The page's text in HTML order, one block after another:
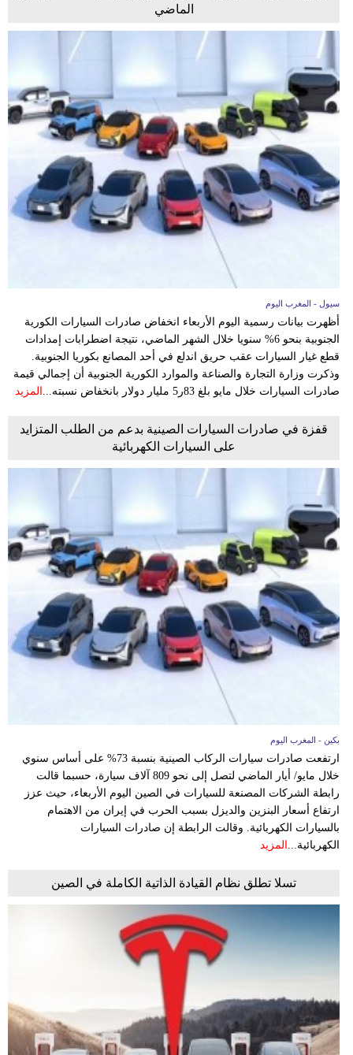
الماضي
سيول - المغرب اليوم
أظهرت بيانات رسمية اليوم الأربعاء انخفاض صادرات السيارات الكورية
الجنوبية بنحو 6% سنويا خلال الشهر الماضي، نتيجة اضطرابات إمدادات
قطع غيار السيارات عقب حريق اندلع في أحد المصانع بكوريا الجنوبية.
وذكرت وزارة التجارة والصناعة والموارد الكورية الجنوبية أن إجمالي قيمة
صادرات السيارات خلال مايو بلغ 83ر5 مليار دولار بانخفاض نسبته...
المزيد
قفزة في صادرات السيارات الصينية بدعم من الطلب المتزايد
على السيارات الكهربائية
بكين - المغرب اليوم
ارتفعت صادرات سيارات الركاب الصينية بنسبة 73% على أساس سنوي
خلال مايو/ أيار الماضي لتصل إلى نحو 809 آلاف سيارة، حسبما قالت
رابطة الشركات المصنعة للسيارات في الصين اليوم الأربعاء، حيث عزز
ارتفاع أسعار البنزين والديزل بسبب الحرب في إيران من الاهتمام
بالسيارات الكهربائية. وقالت الرابطة إن صادرات السيارات
الكهربائية... المزيد
تسلا تطلق نظام القيادة الذاتية الكاملة في الصين